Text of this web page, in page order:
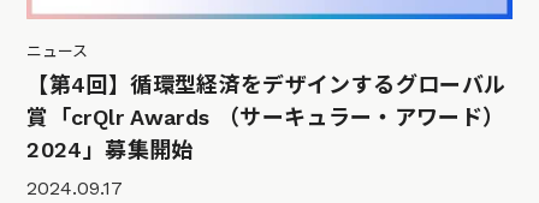
ニュース
【第4回】循環型経済をデザインするグローバル
賞「crQlr Awards （サーキュラー・アワード）
2024」募集開始
2024.09.17